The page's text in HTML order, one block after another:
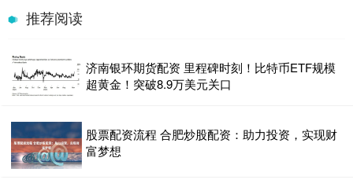
推荐阅读
济南银环期货配资 里程碑时刻！比特币ETF规模
超黄金！突破8.9万美元关口
股票配资流程 合肥炒股配资：助力投资，实现财
富梦想